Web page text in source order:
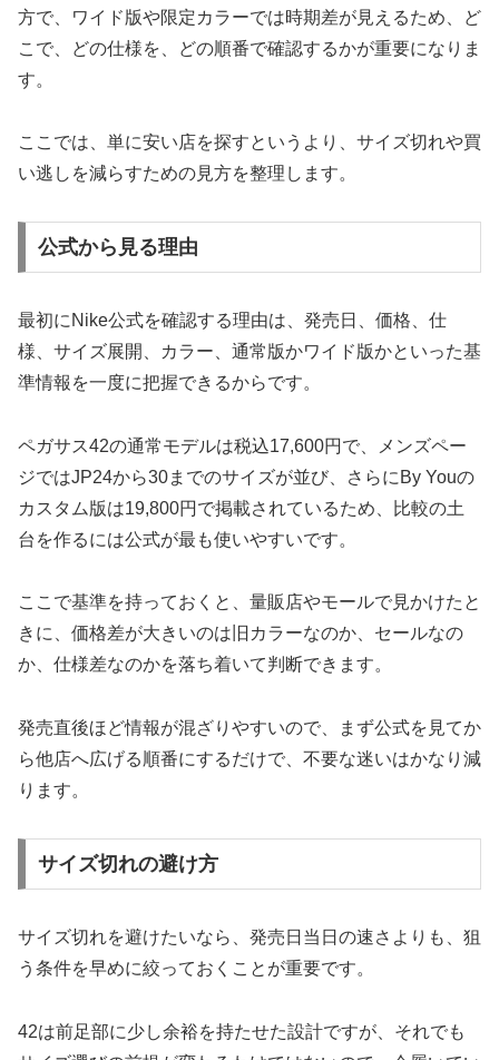
方で、ワイド版や限定カラーでは時期差が見えるため、ど
こで、どの仕様を、どの順番で確認するかが重要になりま
す。
ここでは、単に安い店を探すというより、サイズ切れや買
い逃しを減らすための見方を整理します。
公式から見る理由
最初にNike公式を確認する理由は、発売日、価格、仕
様、サイズ展開、カラー、通常版かワイド版かといった基
準情報を一度に把握できるからです。
ペガサス42の通常モデルは税込17,600円で、メンズペー
ジではJP24から30までのサイズが並び、さらにBy Youの
カスタム版は19,800円で掲載されているため、比較の土
台を作るには公式が最も使いやすいです。
ここで基準を持っておくと、量販店やモールで見かけたと
きに、価格差が大きいのは旧カラーなのか、セールなの
か、仕様差なのかを落ち着いて判断できます。
発売直後ほど情報が混ざりやすいので、まず公式を見てか
ら他店へ広げる順番にするだけで、不要な迷いはかなり減
ります。
サイズ切れの避け方
サイズ切れを避けたいなら、発売日当日の速さよりも、狙
う条件を早めに絞っておくことが重要です。
42は前足部に少し余裕を持たせた設計ですが、それでも